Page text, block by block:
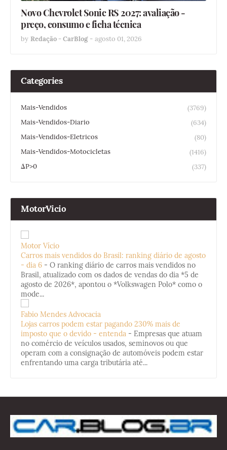
Novo Chevrolet Sonic RS 2027: avaliação -
preço, consumo e ficha técnica
by Redação - CarBlog - agosto 01, 2026
Categories
Mais-Vendidos
(3769)
Mais-Vendidos-Diario
(634)
Mais-Vendidos-Eletricos
(80)
Mais-Vendidos-Motocicletas
(1416)
ΔP>0
(337)
MotorVicio
Motor Vício
Carros mais vendidos do Brasil: ranking diário de agosto
- dia 6 - O ranking diário de carros mais vendidos no
Brasil, atualizado com os dados de vendas do dia *5 de
agosto de 2026*, apontou o *Volkswagen Polo* como o
mode...
Fabio Mendes Advocacia
Lojas carros podem estar pagando 230% mais de
imposto que o devido - entenda - Empresas que atuam
no comércio de veículos usados, seminovos ou que
operam com a consignação de automóveis podem estar
enfrentando uma carga tributária até...